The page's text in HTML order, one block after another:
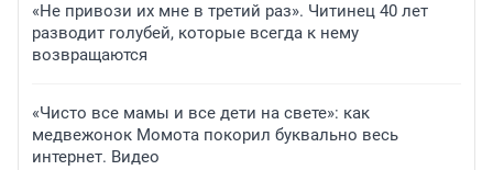
«Не привози их мне в третий раз». Читинец 40 лет
разводит голубей, которые всегда к нему
возвращаются
«Чисто все мамы и все дети на свете»: как
медвежонок Момота покорил буквально весь
интернет. Видео